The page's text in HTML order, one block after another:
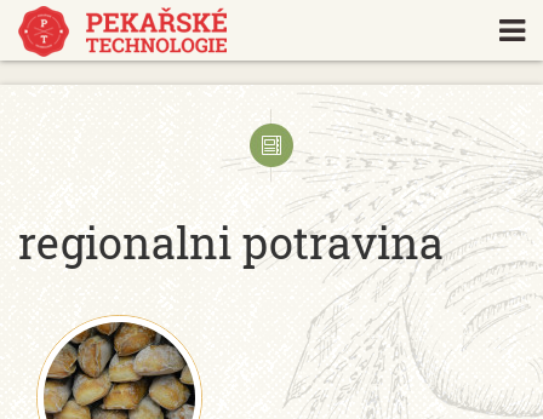
https://www.traditionrolex.com/18
regionalni potravina